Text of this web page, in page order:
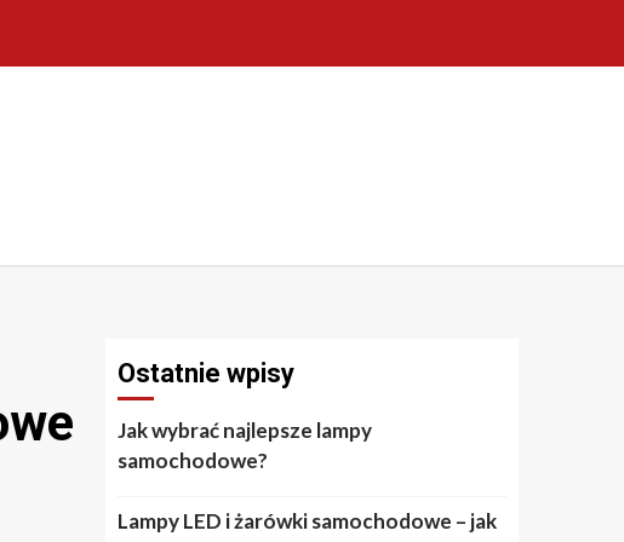
Ostatnie wpisy
Jak wybrać najlepsze lampy
samochodowe?
Lampy LED i żarówki samochodowe – jak